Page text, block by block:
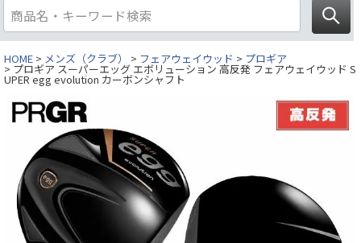
HOME メンズ（クラブ） フェアウェイウッド プロギア
プロギア スーパーエッグ エボリューション 高反発 フェアウェイウッド S
UPER egg evolution カーボンシャフト